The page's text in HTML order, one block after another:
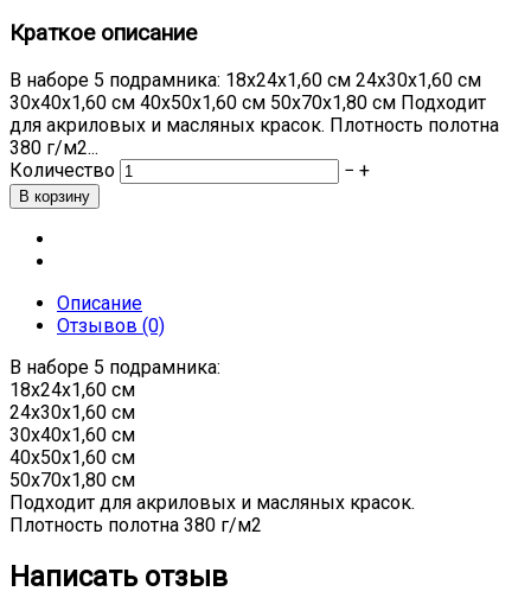
Краткое описание
В наборе 5 подрамника: 18х24х1,60 см 24х30х1,60 см
30х40х1,60 см 40х50х1,60 см 50х70х1,80 см Подходит
для акриловых и масляных красок. Плотность полотна
380 г/м2...
Количество
− +
Описание
Отзывов (0)
В наборе 5 подрамника:
18х24х1,60 см
24х30х1,60 см
30х40х1,60 см
40х50х1,60 см
50х70х1,80 см
Подходит для акриловых и масляных красок.
Плотность полотна 380 г/м2
Написать отзыв